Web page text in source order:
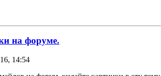
на форуме.
14:54